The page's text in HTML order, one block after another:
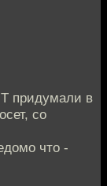
придумали в
со
что -